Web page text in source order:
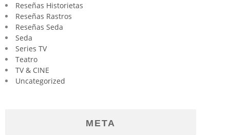
Reseñas Historietas
Reseñas Rastros
Reseñas Seda
Seda
Series TV
Teatro
TV & CINE
Uncategorized
META